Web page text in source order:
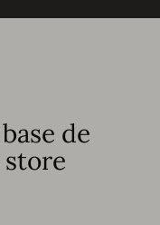
de
store